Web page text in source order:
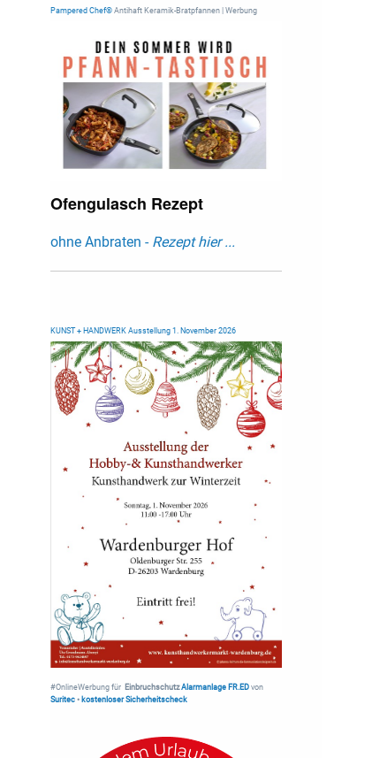
Pampered Chef®Antihaft Keramik-Bratpfannen | Werbung
Ofengulasch Rezept
ohne Anbraten - Rezept hier ...
KUNST + HANDWERK Ausstellung 1. November 2026
#OnlineWerbung für Einbruchschutz Alarmanlage FR.ED von
Suritec• kostenloser Sicherheitscheck